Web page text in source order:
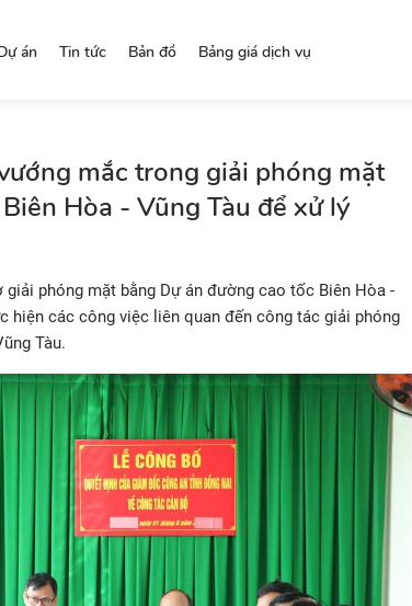
án Tin tức Bản đồ Bảng giá dịch vụ
mắc trong giải phóng mặt
Hòa - Vũng Tàu để xử lý
phóng mặt bằng Dự án đường cao tốc Biên Hòa -
hiện các công việc liên quan đến công tác giải phóng
Tàu.